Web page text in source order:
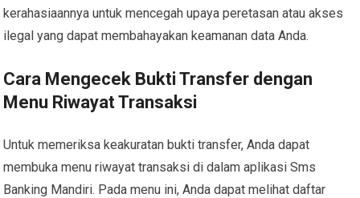
kerahasiaannya untuk mencegah upaya peretasan atau akses
ilegal yang dapat membahayakan keamanan data Anda.
Cara Mengecek Bukti Transfer dengan
Menu Riwayat Transaksi
Untuk memeriksa keakuratan bukti transfer, Anda dapat
membuka menu riwayat transaksi di dalam aplikasi Sms
Banking Mandiri. Pada menu ini, Anda dapat melihat daftar